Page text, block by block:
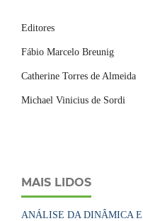
Editores
Fábio Marcelo Breunig
Catherine Torres de Almeida
Michael Vinicius de Sordi
MAIS LIDOS
ANÁLISE DA DINÂMICA